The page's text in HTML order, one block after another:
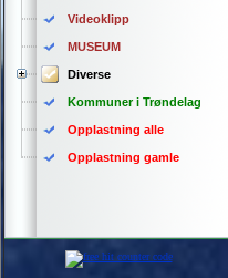
Videoklipp
MUSEUM
Diverse
Kommuner i Trøndelag
Opplastning alle
Opplastning gamle